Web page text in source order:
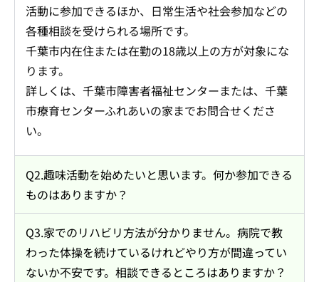
活動に参加できるほか、日常生活や社会参加などの
各種相談を受けられる場所です。
千葉市内在住または在勤の18歳以上の方が対象にな
ります。
詳しくは、千葉市障害者福祉センターまたは、千葉
市療育センターふれあいの家までお問合せくださ
い。
Q2.趣味活動を始めたいと思います。何か参加できる
ものはありますか？
Q3.家でのリハビリ方法が分かりません。病院で教
わった体操を続けているけれどやり方が間違ってい
ないか不安です。相談できるところはありますか？